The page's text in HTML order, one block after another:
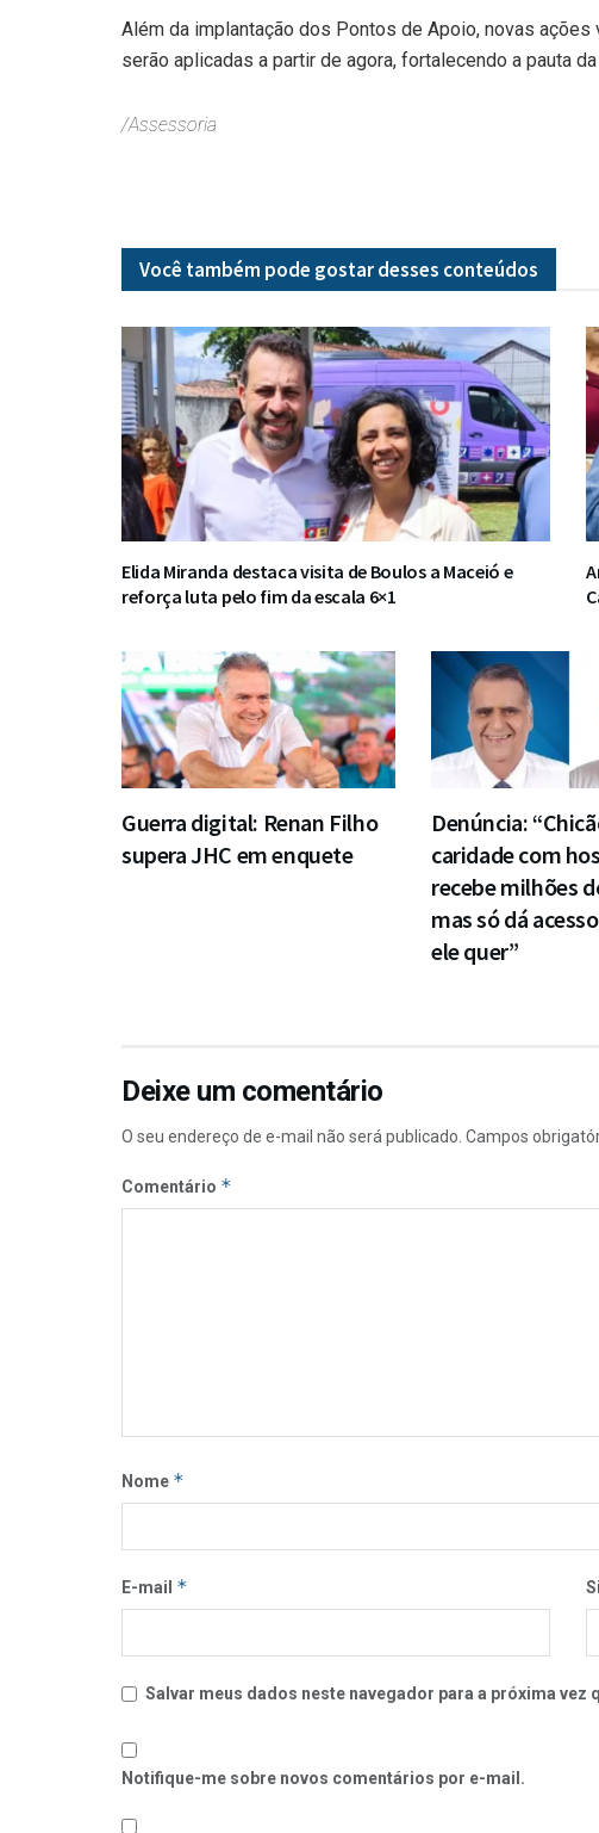
Além da implantação dos Pontos de Apoio, novas
serão aplicadas a partir de agora, fortalecendo a pauta
/Assessoria
Você também pode gostar desses conteúdos
Elida Miranda destaca visita de Boulos a Maceió e
reforça luta pelo fim da escala 6×1
Guerra digital: Renan Filho
supera JHC em enquete
Denúncia:
caridade com
recebe milhões
mas só dá
ele quer”
Deixe um comentário
O seu endereço de e-mail não será publicado. Campos
Comentário *
Nome *
E-mail *
Salvar meus dados neste navegador para a próxima vez
Notifique-me sobre novos comentários por e-mail.